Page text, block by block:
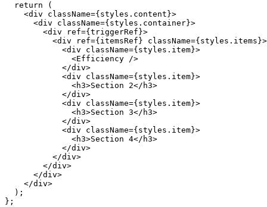
  return (
    <div className={styles.content}>
      <div className={styles.container}>
        <div ref={triggerRef}>
          <div ref={itemsRef} className={styles.items}>
            <div className={styles.item}>
              <Efficiency />
            </div>
            <div className={styles.item}>
              <h3>Section 2</h3>
            </div>
            <div className={styles.item}>
              <h3>Section 3</h3>
            </div>
            <div className={styles.item}>
              <h3>Section 4</h3>
            </div>
          </div>
        </div>
      </div>
    </div>
  );
};